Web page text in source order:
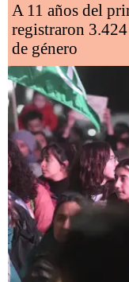
A 11 años del
registraron
de género